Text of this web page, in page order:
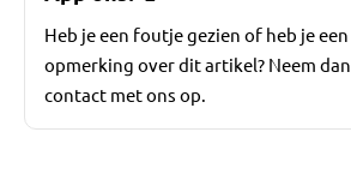
Heb je een foutje gezien of heb je een
opmerking over dit artikel? Neem dan
contact met ons op.